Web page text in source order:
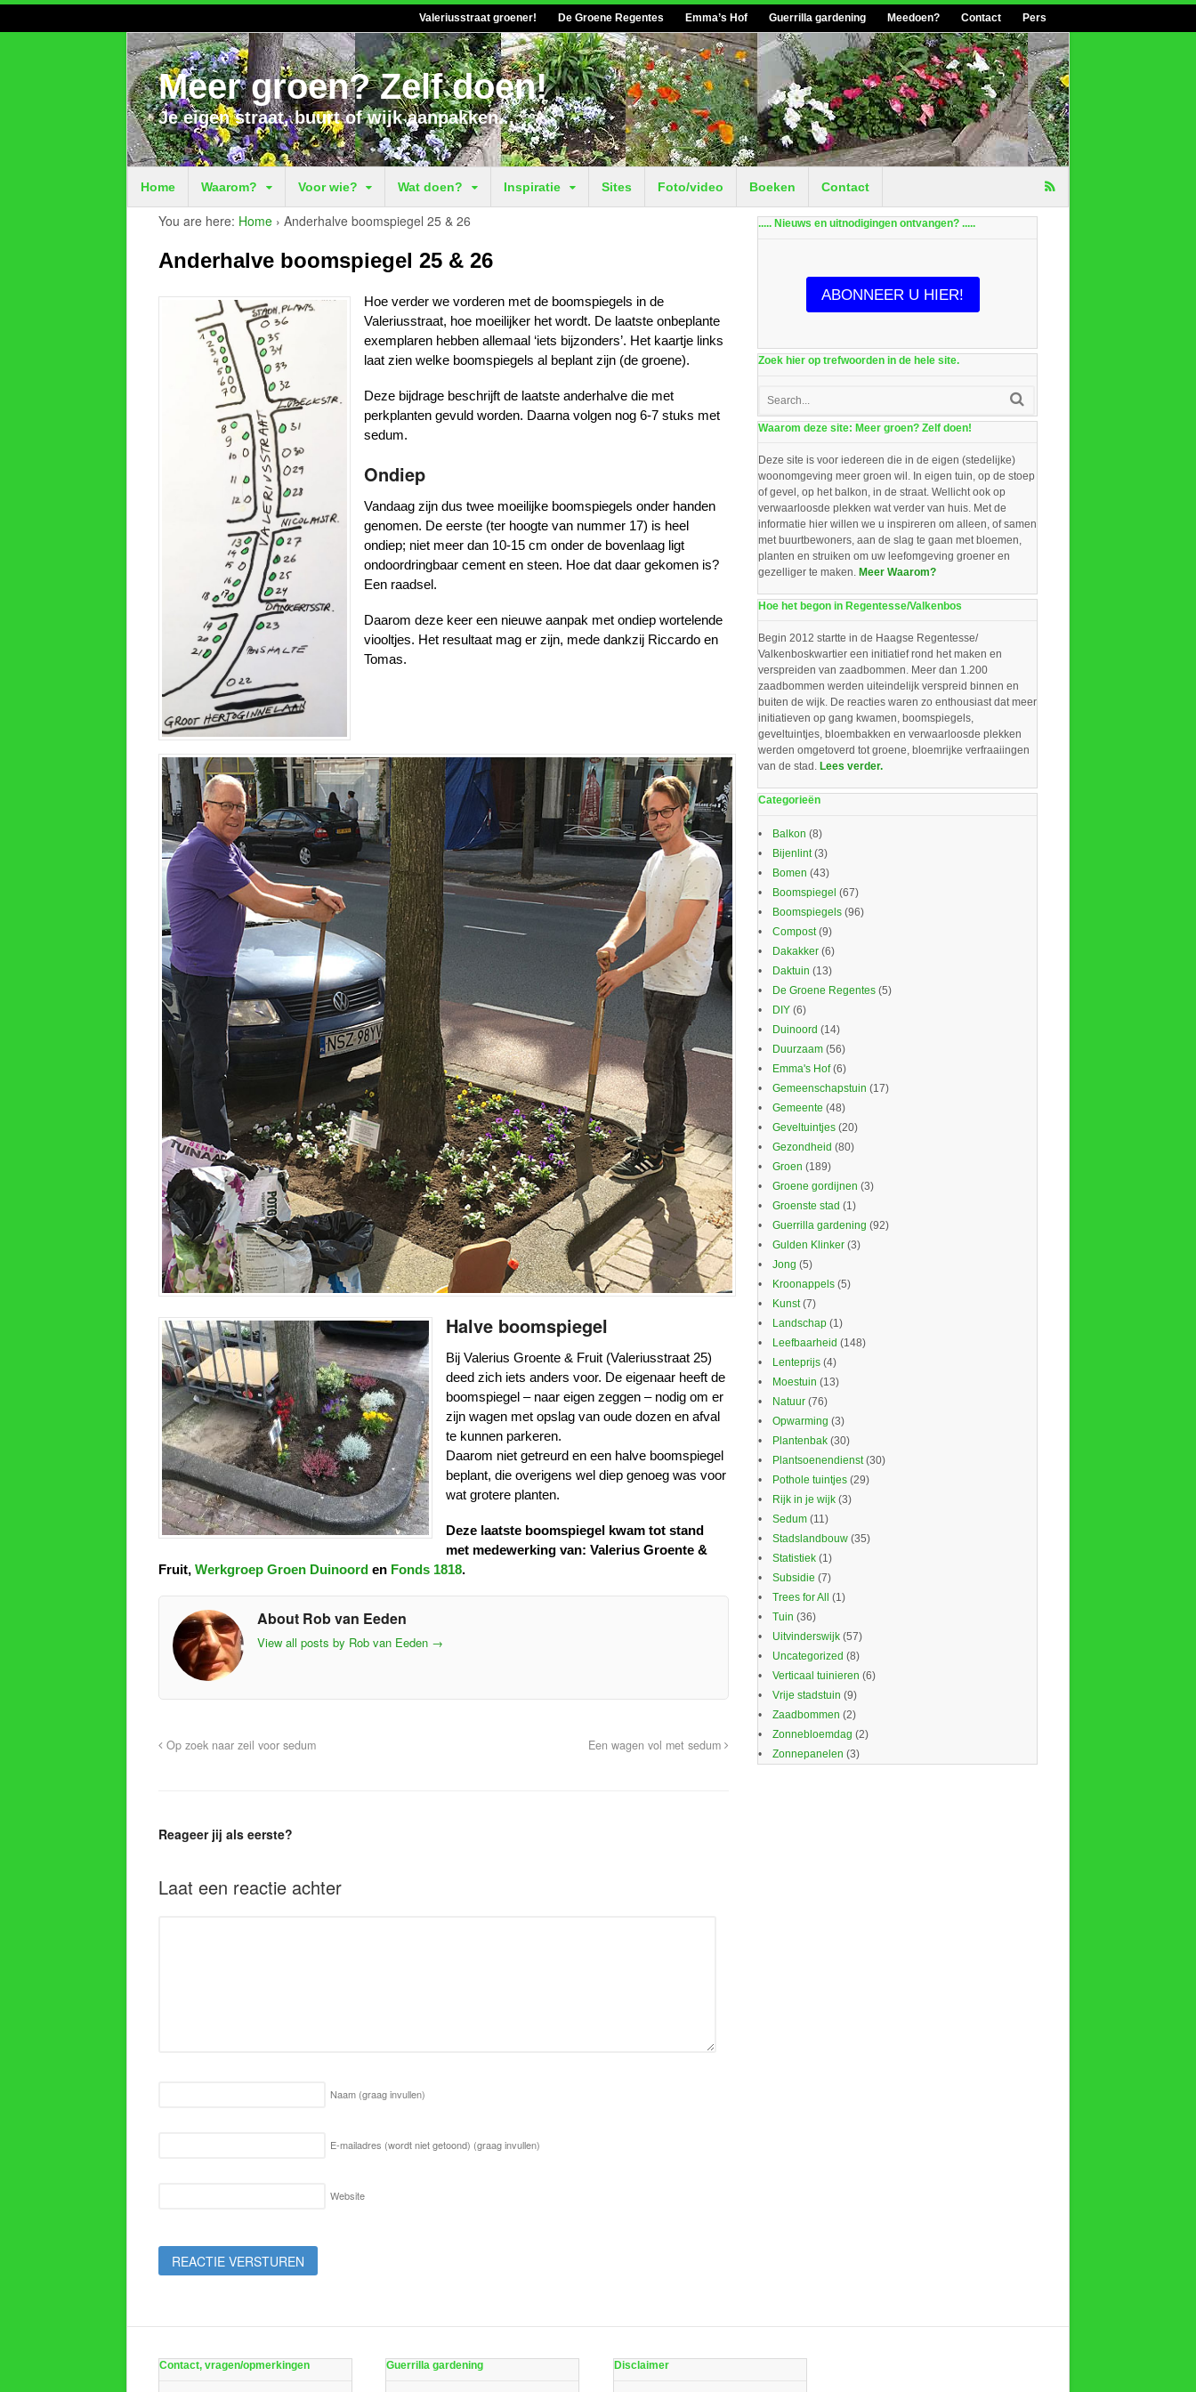
Valeriusstraat groener! De Groene Regentes Emma’s Hof Guerrilla gardening Meedoen? Contact Pers
Meer groen? Zelf doen!
Je eigen straat, buurt of wijk aanpakken...
Home Waarom? Voor wie? Wat doen? Inspiratie Sites Foto/video Boeken Contact
You are here: Home › Anderhalve boomspiegel 25 & 26
Anderhalve boomspiegel 25 & 26
Hoe verder we vorderen met de boomspiegels in de
Valeriusstraat, hoe moeilijker het wordt. De laatste onbeplante
exemplaren hebben allemaal ‘iets bijzonders’. Het kaartje links
laat zien welke boomspiegels al beplant zijn (de groene).
Deze bijdrage beschrijft de laatste anderhalve die met
perkplanten gevuld worden. Daarna volgen nog 6-7 stuks met
sedum.
Ondiep
Vandaag zijn dus twee moeilijke boomspiegels onder handen
genomen. De eerste (ter hoogte van nummer 17) is heel
ondiep; niet meer dan 10-15 cm onder de bovenlaag ligt
ondoordringbaar cement en steen. Hoe dat daar gekomen is?
Een raadsel.
Daarom deze keer een nieuwe aanpak met ondiep wortelende
viooltjes. Het resultaat mag er zijn, mede dankzij Riccardo en
Tomas.
Halve boomspiegel
Bij Valerius Groente & Fruit (Valeriusstraat 25)
deed zich iets anders voor. De eigenaar heeft de
boomspiegel – naar eigen zeggen – nodig om er
zijn wagen met opslag van oude dozen en afval
te kunnen parkeren.
Daarom niet getreurd en een halve boomspiegel
beplant, die overigens wel diep genoeg was voor
wat grotere planten.
Deze laatste boomspiegel kwam tot stand
met medewerking van: Valerius Groente &
Fruit, Werkgroep Groen Duinoord en Fonds 1818.
About Rob van Eeden
View all posts by Rob van Eeden →
Op zoek naar zeil voor sedum Een wagen vol met sedum
Reageer jij als eerste?
Laat een reactie achter
Naam (graag invullen)
E-mailadres (wordt niet getoond) (graag invullen)
Website
..... Nieuws en uitnodigingen ontvangen? .....
ABONNEER U HIER!
Zoek hier op trefwoorden in de hele site.
Waarom deze site: Meer groen? Zelf doen!
Deze site is voor iedereen die in de eigen (stedelijke)
woonomgeving meer groen wil. In eigen tuin, op de stoep
of gevel, op het balkon, in de straat. Wellicht ook op
verwaarloosde plekken wat verder van huis. Met de
informatie hier willen we u inspireren om alleen, of samen
met buurtbewoners, aan de slag te gaan met bloemen,
planten en struiken om uw leefomgeving groener en
gezelliger te maken. Meer Waarom?
Hoe het begon in Regentesse/Valkenbos
Begin 2012 startte in de Haagse Regentesse/
Valkenboskwartier een initiatief rond het maken en
verspreiden van zaadbommen. Meer dan 1.200
zaadbommen werden uiteindelijk verspreid binnen en
buiten de wijk. De reacties waren zo enthousiast dat meer
initiatieven op gang kwamen, boomspiegels,
geveltuintjes, bloembakken en verwaarloosde plekken
werden omgetoverd tot groene, bloemrijke verfraaiingen
van de stad. Lees verder.
Categorieën
Balkon (8)
Bijenlint(3)
Bomen (43)
Boomspiegel (67)
Boomspiegels(96)
Compost(9)
Dakakker(6)
Daktuin (13)
De Groene Regentes(5)
DIY(6)
Duinoord (14)
Duurzaam(56)
Emma's Hof(6)
Gemeenschapstuin (17)
Gemeente (48)
Geveltuintjes(20)
Gezondheid (80)
Groen (189)
Groene gordijnen (3)
Groenste stad (1)
Guerrilla gardening (92)
Gulden Klinker(3)
Jong (5)
Kroonappels(5)
Kunst(7)
Landschap(1)
Leefbaarheid (148)
Lenteprijs(4)
Moestuin (13)
Natuur(76)
Opwarming (3)
Plantenbak(30)
Plantsoenendienst(30)
Pothole tuintjes(29)
Rijk in je wijk(3)
Sedum(11)
Stadslandbouw(35)
Statistiek(1)
Subsidie (7)
Trees for All
(1)
Tuin (36)
Uitvinderswijk(57)
Uncategorized (8)
Verticaal tuinieren (6)
Vrije stadstuin (9)
Zaadbommen (2)
Zonnebloemdag (2)
Zonnepanelen (3)
Contact, vragen/opmerkingen Guerrilla gardening Disclaimer